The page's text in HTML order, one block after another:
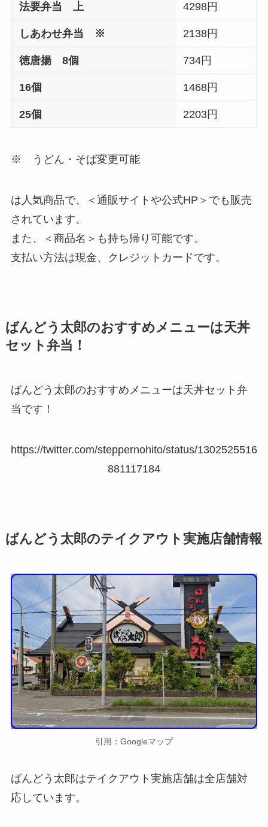
法要弁当 上 4298円
しあわせ弁当 ※ 2138円
徳唐揚 8個 734円
16個 1468円
25個 2203円
※ うどん・そば変更可能
は人気商品で、＜通販サイトや公式HP＞でも販売
されています。
また、＜商品名＞も持ち帰り可能です。
支払い方法は現金、クレジットカードです。
ばんどう太郎のおすすめメニューは天丼
セット弁当！
ばんどう太郎のおすすめメニューは天丼セット弁
当です！
https://twitter.com/steppernohito/status/1302525516
881117184
ばんどう太郎のテイクアウト実施店舗情報
引用：Googleマップ
ばんどう太郎はテイクアウト実施店舗は全店舗対
応しています。